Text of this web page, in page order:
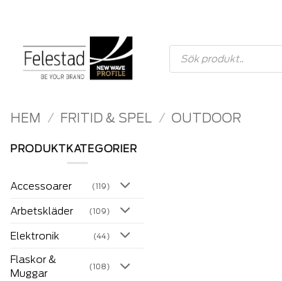
Produktsökning
HEM / FRITID & SPEL / OUTDOOR
PRODUKTKATEGORIER
Accessoarer (119)
Arbetskläder (109)
Elektronik (44)
Flaskor &
Muggar
(108)